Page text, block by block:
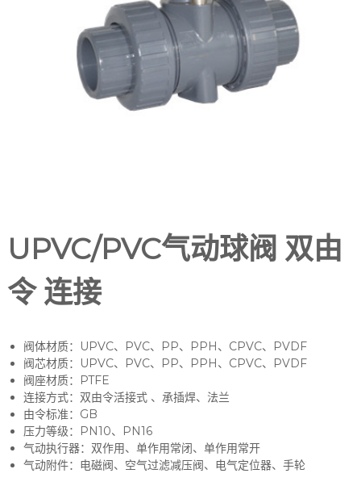
UPVC/PVC气动球阀 双由
令 连接
阀体材质：UPVC、PVC、PP、PPH、CPVC、PVDF
阀芯材质：UPVC、PVC、PP、PPH、CPVC、PVDF
阀座材质：PTFE
连接方式：双由令活接式 、承插焊、法兰
由令标准：GB
压力等级：PN10、PN16
气动执行器：双作用、单作用常闭、单作用常开
气动附件：电磁阀、空气过滤减压阀、电气定位器、手轮